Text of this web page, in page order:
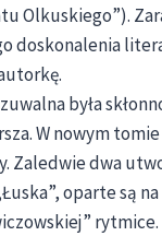
Olkuskiego”).
doskonalenia
była
W nowym tomie
Zaledwie dwa
oparte są
rytmice.